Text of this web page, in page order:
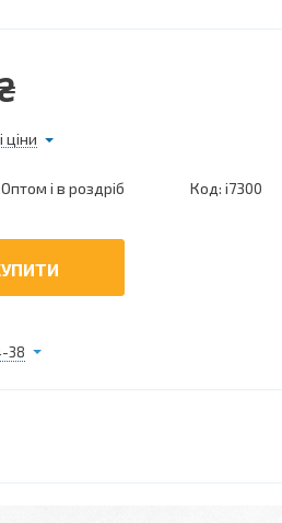
ціни
Оптом і в роздріб Код: i7300
38